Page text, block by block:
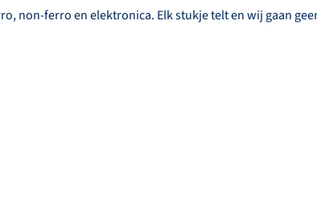
non-ferro en elektronica. Elk stukje telt en wij gaan